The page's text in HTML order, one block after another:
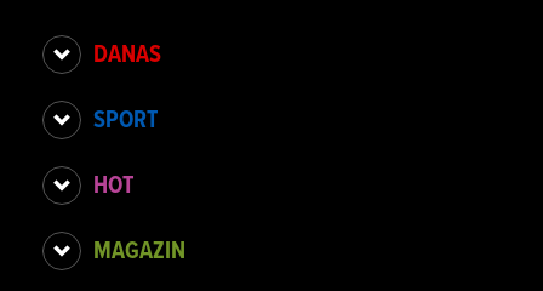
DANAS
SPORT
HOT
MAGAZIN